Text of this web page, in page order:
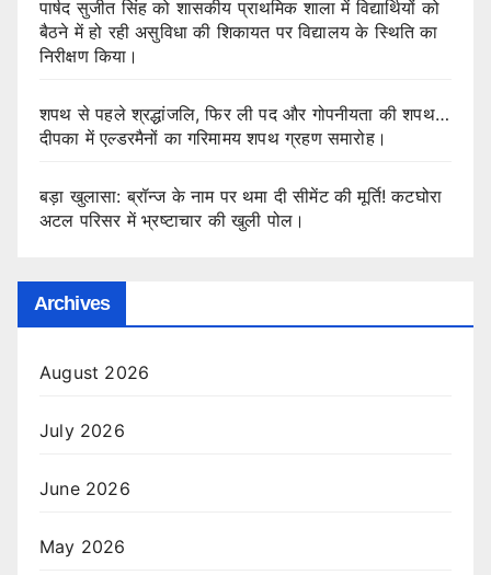
पार्षद सुजीत सिंह को शासकीय प्राथमिक शाला में विद्यार्थियों को
बैठने में हो रही असुविधा की शिकायत पर विद्यालय के स्थिति का
निरीक्षण किया।
शपथ से पहले श्रद्धांजलि, फिर ली पद और गोपनीयता की शपथ…
दीपका में एल्डरमैनों का गरिमामय शपथ ग्रहण समारोह।
बड़ा खुलासा: ब्रॉन्ज के नाम पर थमा दी सीमेंट की मूर्ति! कटघोरा
अटल परिसर में भ्रष्टाचार की खुली पोल।
Archives
August 2026
July 2026
June 2026
May 2026